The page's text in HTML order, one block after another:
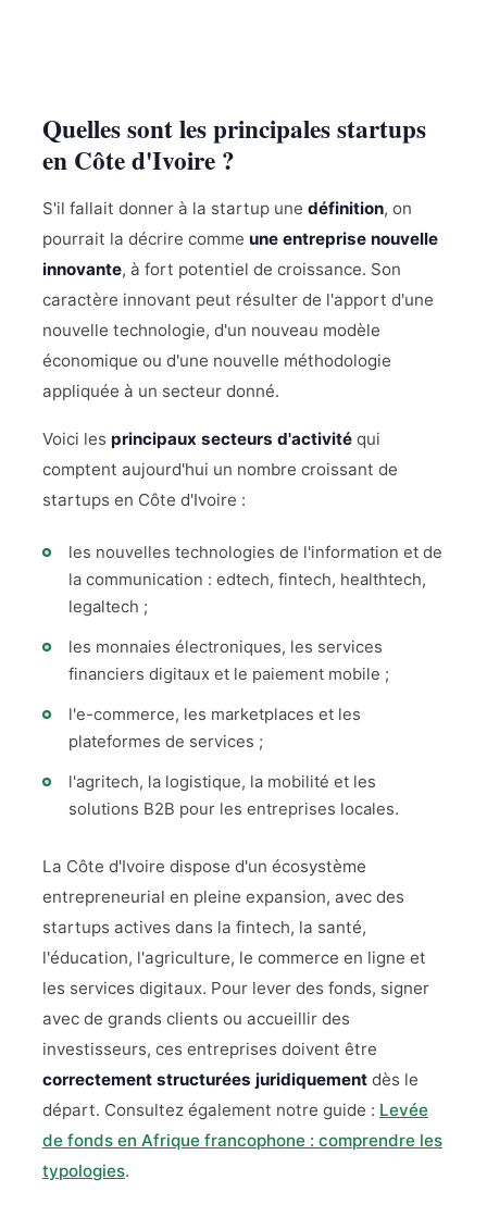
Quelles sont les principales startups
en Côte d'Ivoire ?
S'il fallait donner à la startup une définition, on
pourrait la décrire comme une entreprise nouvelle
innovante, à fort potentiel de croissance. Son
caractère innovant peut résulter de l'apport d'une
nouvelle technologie, d'un nouveau modèle
économique ou d'une nouvelle méthodologie
appliquée à un secteur donné.
Voici les principaux secteurs d'activité qui
comptent aujourd'hui un nombre croissant de
startups en Côte d'Ivoire :
les nouvelles technologies de l'information et de
la communication : edtech, fintech, healthtech,
legaltech ;
les monnaies électroniques, les services
financiers digitaux et le paiement mobile ;
l'e-commerce, les marketplaces et les
plateformes de services ;
l'agritech, la logistique, la mobilité et les
solutions B2B pour les entreprises locales.
La Côte d'Ivoire dispose d'un écosystème
entrepreneurial en pleine expansion, avec des
startups actives dans la fintech, la santé,
l'éducation, l'agriculture, le commerce en ligne et
les services digitaux. Pour lever des fonds, signer
avec de grands clients ou accueillir des
investisseurs, ces entreprises doivent être
correctement structurées juridiquement dès le
départ. Consultez également notre guide : Levée
de fonds en Afrique francophone : comprendre les
typologies.